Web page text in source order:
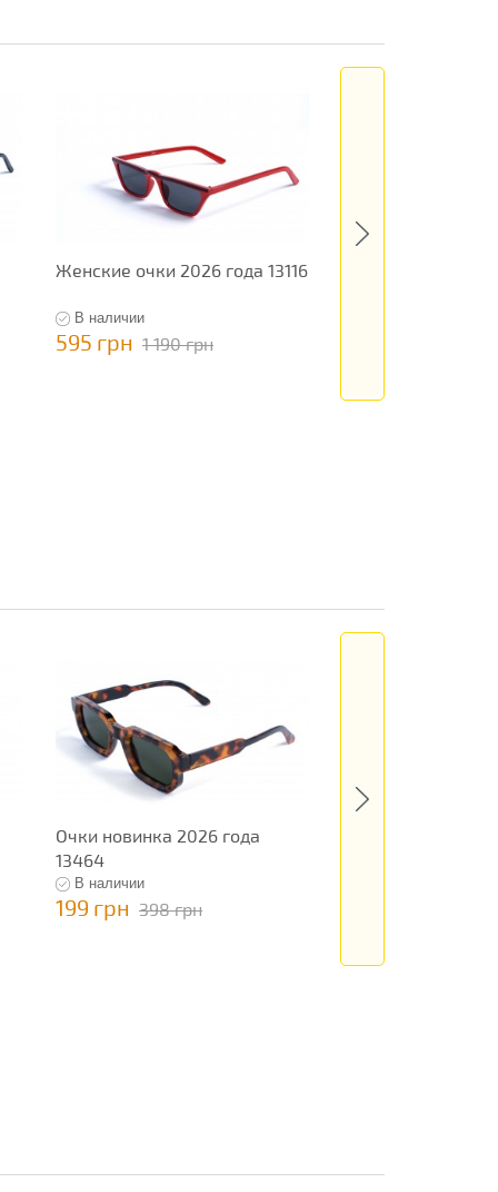
Женские очки 2026 года 13116
В наличии
595 грн 1 190 грн
Очки новинка 2026 года
13464
В наличии
199 грн 398 грн